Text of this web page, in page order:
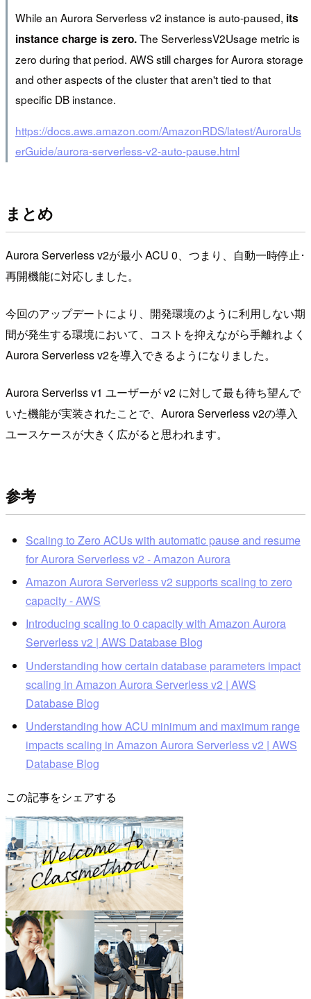
While an Aurora Serverless v2 instance is auto-paused, its
instance charge is zero.The ServerlessV2Usage metric is
zero during that period. AWS still charges for Aurora storage
and other aspects of the cluster that aren't tied to that
specific DB instance.
https://docs.aws.amazon.com/AmazonRDS/latest/AuroraUs
erGuide/aurora-serverless-v2-auto-pause.html
まとめ
Aurora Serverless v2が最小 ACU 0、つまり、自動一時停止･
再開機能に対応しました。
今回のアップデートにより、開発環境のように利用しない期
間が発生する環境において、コストを抑えながら手離れよく
Aurora Serverless v2を導入できるようになりました。
Aurora Serverlss v1 ユーザーが v2 に対して最も待ち望んで
いた機能が実装されたことで、Aurora Serverless v2の導入
ユースケースが大きく広がると思われます。
参考
Scaling to Zero ACUs with automatic pause and resume
for Aurora Serverless v2 - Amazon Aurora
Amazon Aurora Serverless v2 supports scaling to zero
capacity - AWS
Introducing scaling to 0 capacity with Amazon Aurora
Serverless v2 | AWS Database Blog
Understanding how certain database parameters impact
scaling in Amazon Aurora Serverless v2 | AWS
Database Blog
Understanding how ACU minimum and maximum range
impacts scaling in Amazon Aurora Serverless v2 | AWS
Database Blog
この記事をシェアする